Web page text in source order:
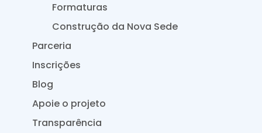
Formaturas
Construção da Nova Sede
Parceria
Inscrições
Blog
Apoie o projeto
Transparência